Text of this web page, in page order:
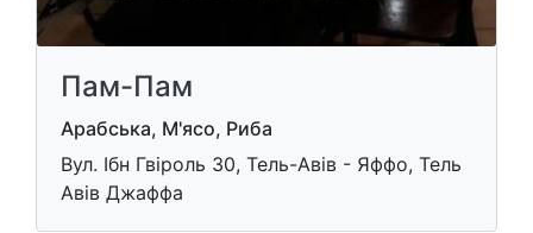
Пам-Пам
Арабська, М'ясо, Риба
Вул. Ібн Гвіроль 30, Тель-Авів - Яффо, Тель
Авів Джаффа